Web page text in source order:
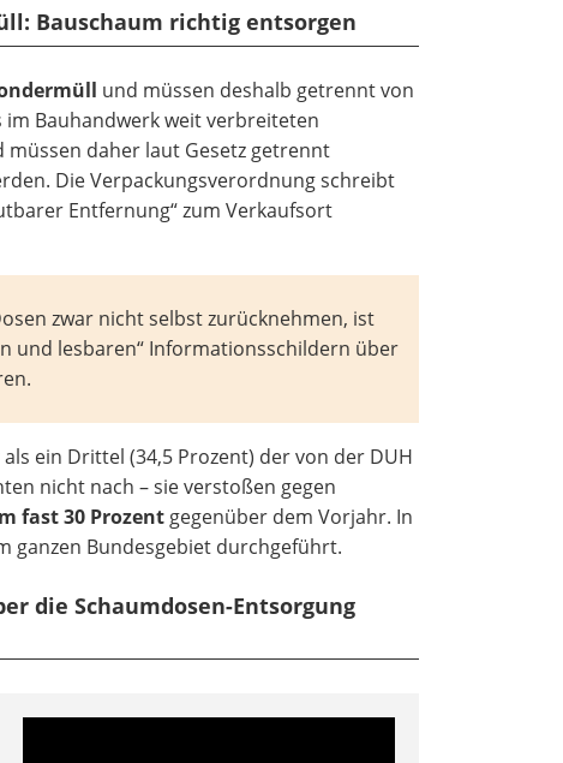
Bauschaum richtig entsorgen
und müssen deshalb getrennt von
Bauhandwerk weit verbreiteten
daher laut Gesetz getrennt
Die Verpackungsverordnung schreibt
Entfernung“ zum Verkaufsort
zwar nicht selbst zurücknehmen, ist
und lesbaren“ Informationsschildern über
ein Drittel (34,5 Prozent) der von der DUH
nicht nach – sie verstoßen gegen
fast 30 Prozent gegenüber dem Vorjahr. In
ganzen Bundesgebiet durchgeführt.
die Schaumdosen-Entsorgung